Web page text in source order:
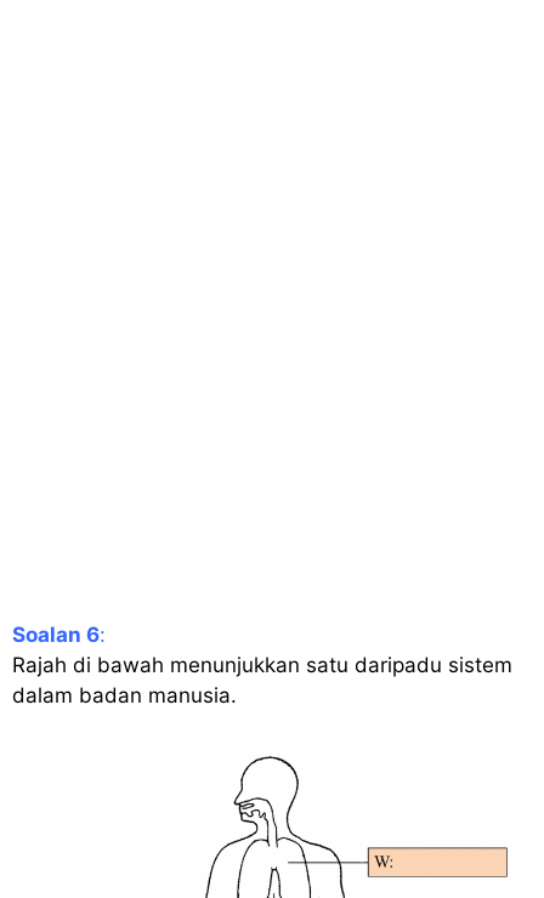
Soalan 6:
Rajah di bawah menunjukkan satu daripadu sistem
dalam badan manusia.